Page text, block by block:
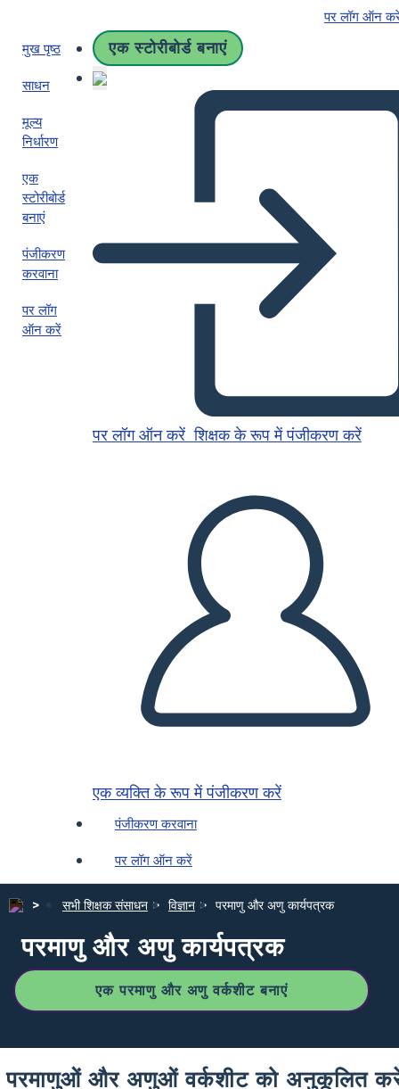
पर लॉग ऑन
मुख पृष्ठ
साधन
मूल्य
निर्धारण
एक
स्टोरीबोर्ड
बनाएं
पंजीकरण
करवाना
पर लॉग
ऑन करें
एक स्टोरीबोर्ड बनाएं
पर लॉग ऑन करें शिक्षक के रूप में पंजीकरण करें
एक व्यक्ति के रूप में पंजीकरण करें
पंजीकरण करवाना
पर लॉग ऑन करें
सभी शिक्षक संसाधन विज्ञान परमाणु और अणु कार्यपत्रक
परमाणु और अणु कार्यपत्रक
एक परमाणु और अणु वर्कशीट बनाएं
परमाणुओं और अणुओं वर्कशीट को अनुकूलित